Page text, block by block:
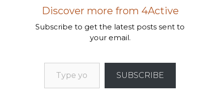
Discover more from 4Active
Subscribe to get the latest posts sent to
your email.
SUBSCRIBE